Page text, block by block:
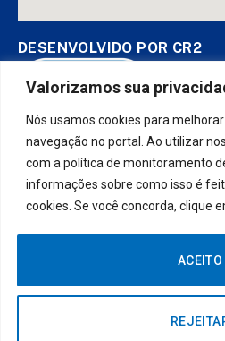
Valorizamos sua
Nós usamos cookies para
navegação no portal. Ao utilizar
com a política de monitoramento
informações sobre como isso é
cookies. Se você concorda, clique
ACEITO
DESENVOLVIDO POR CR2
Muito mais quecriar siteousistema
umaassessoria completa, onde
todas as exigências das leis de
atendidas.
Conheça oPNTPe oRadar da
Todos os direitos reservados a
Piauí.